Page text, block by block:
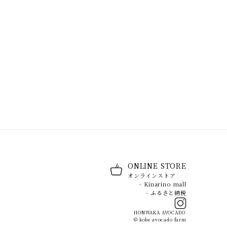
ONLINE STORE
オンラインストア
- Kinarino mall
- ふるさと納税
HONWAKA AVOCADO
© kobe avocado farm